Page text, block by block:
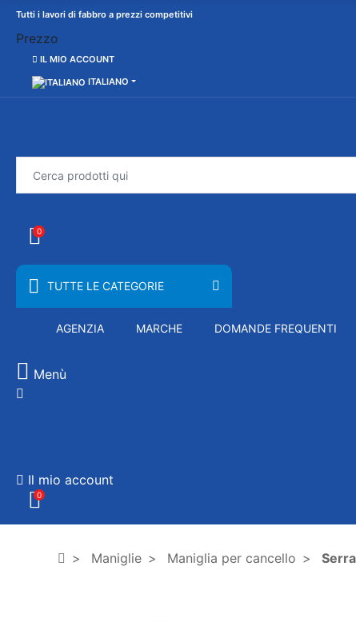
Tutti i lavori di fabbro a prezzi competitivi
Prezzo
IL MIO ACCOUNT
ITALIANO
0
TUTTE LE CATEGORIE
AGENZIA MARCHE DOMANDE FREQUENTI
Menù
Il mio account
0
Maniglie Maniglia per cancello